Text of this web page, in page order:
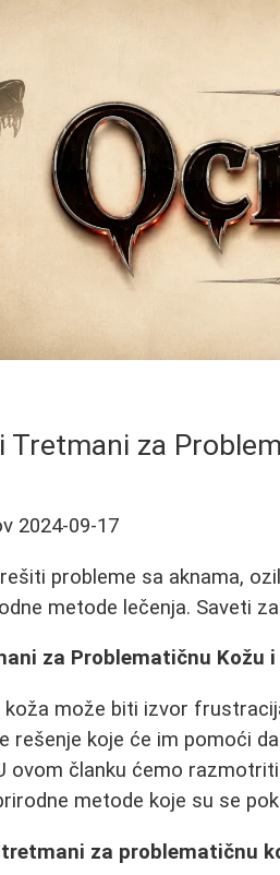
Tretmani za
2024-09-17
probleme sa aknama,
metode lečenja. Saveti
za Problematičnu Kožu i
koža može biti izvor
rešenje koje će im pomoći
ovom članku ćemo razmotriti
metode koje su se
za problematičnu